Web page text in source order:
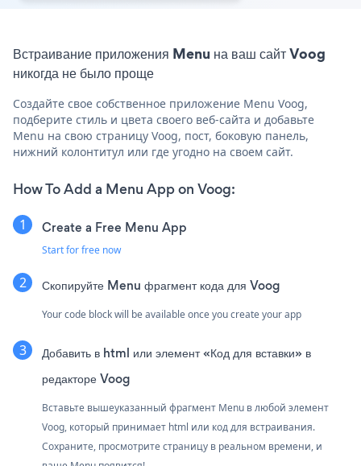
Встраивание приложения Menu на ваш сайт Voog
никогда не было проще
Создайте свое собственное приложение Menu Voog,
подберите стиль и цвета своего веб-сайта и добавьте
Menu на свою страницу Voog, пост, боковую панель,
нижний колонтитул или где угодно на своем сайт.
How To Add a Menu App on Voog:
Create a Free Menu App
Start for free now
Скопируйте Menu фрагмент кода для Voog
Your code block will be available once you create your app
Добавить в html или элемент «Код для вставки» в
редакторе Voog
Вставьте вышеуказанный фрагмент Menu в любой элемент
Voog, который принимает html или код для встраивания.
Сохраните, просмотрите страницу в реальном времени, и